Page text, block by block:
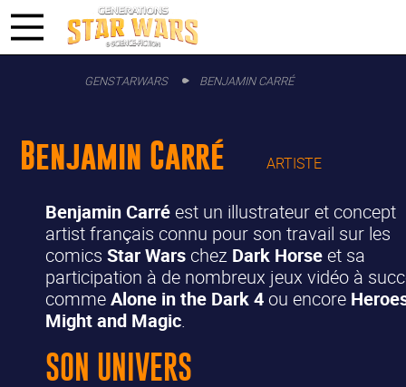
GENSTARWARS BENJAMIN CARRÉ
Benjamin Carré ARTISTE
Benjamin Carréest un illustrateur et concept
artist français connu pour son travail sur les
comicsStar Wars chez Dark Horseet sa
participation à de nombreux jeux vidéo à
commeAlone in the Dark 4ou encore
Might and Magic.
SON UNIVERS